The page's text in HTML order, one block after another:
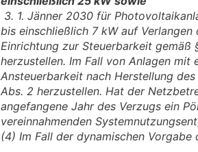
3. 1. Jänner 2030 für
bis einschließlich 7 kW auf
Einrichtung zur Steuerbarkeit gemäß
herzustellen. Im Fall von Anlagen
Ansteuerbarkeit nach Herstellung
Abs. 2 herzustellen. Hat der
angefangene Jahr des Verzugs ein
vereinnahmenden
(4) Im Fall der dynamischen Vorgabe